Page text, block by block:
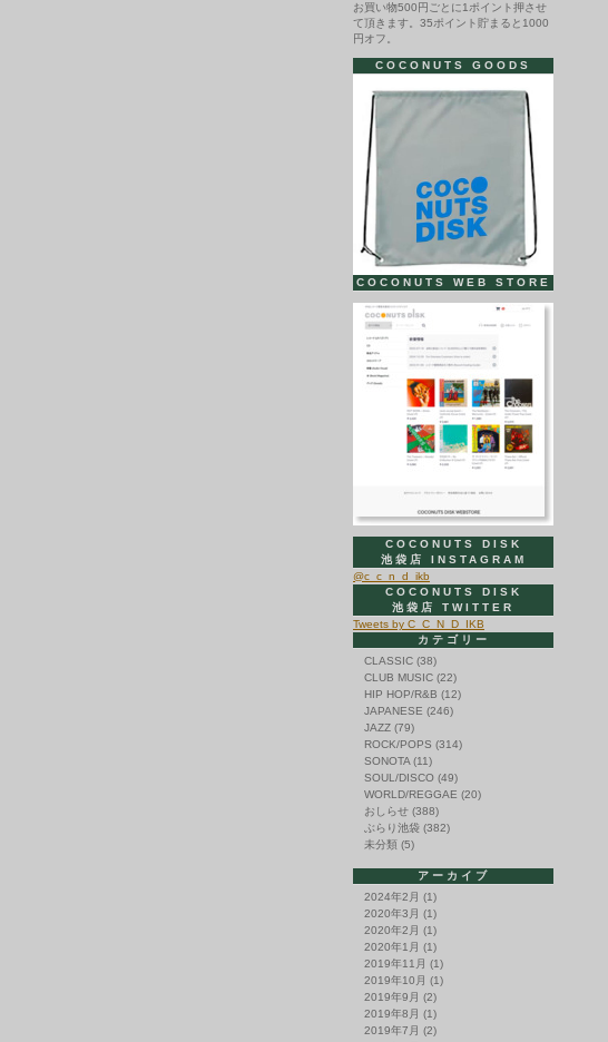
お買い物500円ごとに1ポイント押させ
て頂きます。35ポイント貯まると1000
円オフ。
COCONUTS GOODS
COCONUTS WEB STORE
COCONUTS DISK
池袋店 INSTAGRAM
@c_c_n_d_ikb
COCONUTS DISK
池袋店 TWITTER
Tweets by C_C_N_D_IKB
カテゴリー
CLASSIC (38)
CLUB MUSIC (22)
HIP HOP/R&B (12)
JAPANESE (246)
JAZZ (79)
ROCK/POPS (314)
SONOTA (11)
SOUL/DISCO (49)
WORLD/REGGAE (20)
おしらせ (388)
ぶらり池袋 (382)
未分類 (5)
アーカイブ
2024年2月 (1)
2020年3月 (1)
2020年2月 (1)
2020年1月 (1)
2019年11月 (1)
2019年10月 (1)
2019年9月 (2)
2019年8月 (1)
2019年7月 (2)